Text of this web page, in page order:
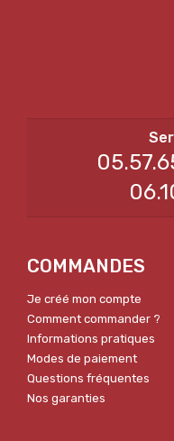
COMMANDES
Je créé mon compte
Comment commander ?
Informations pratiques
Modes de paiement
Questions fréquentes
Nos garanties